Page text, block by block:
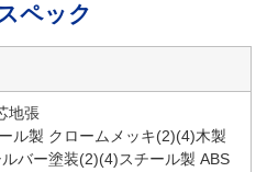
ペック
地張
ル製 クロームメッキ(2)(4)木製
バー塗装(2)(4)スチール製 ABS